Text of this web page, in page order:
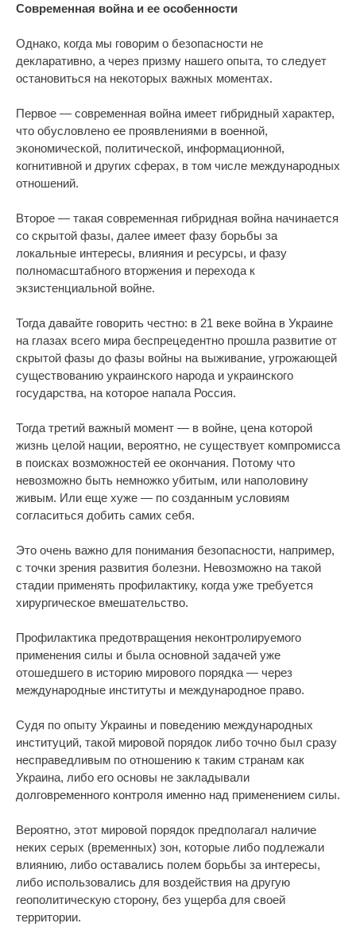
Современная война и ее особенности
Однако, когда мы говорим о безопасности не
декларативно, а через призму нашего опыта, то следует
остановиться на некоторых важных моментах.
Первое — современная война имеет гибридный характер,
что обусловлено ее проявлениями в военной,
экономической, политической, информационной,
когнитивной и других сферах, в том числе международных
отношений.
Второе — такая современная гибридная война начинается
со скрытой фазы, далее имеет фазу борьбы за
локальные интересы, влияния и ресурсы, и фазу
полномасштабного вторжения и перехода к
экзистенциальной войне.
Тогда давайте говорить честно: в 21 веке война в Украине
на глазах всего мира беспрецедентно прошла развитие от
скрытой фазы до фазы войны на выживание, угрожающей
существованию украинского народа и украинского
государства, на которое напала Россия.
Тогда третий важный момент — в войне, цена которой
жизнь целой нации, вероятно, не существует компромисса
в поисках возможностей ее окончания. Потому что
невозможно быть немножко убитым, или наполовину
живым. Или еще хуже — по созданным условиям
согласиться добить самих себя.
Это очень важно для понимания безопасности, например,
с точки зрения развития болезни. Невозможно на такой
стадии применять профилактику, когда уже требуется
хирургическое вмешательство.
Профилактика предотвращения неконтролируемого
применения силы и была основной задачей уже
отошедшего в историю мирового порядка — через
международные институты и международное право.
Судя по опыту Украины и поведению международных
институций, такой мировой порядок либо точно был сразу
несправедливым по отношению к таким странам как
Украина, либо его основы не закладывали
долговременного контроля именно над применением силы.
Вероятно, этот мировой порядок предполагал наличие
неких серых (временных) зон, которые либо подлежали
влиянию, либо оставались полем борьбы за интересы,
либо использовались для воздействия на другую
геополитическую сторону, без ущерба для своей
территории.